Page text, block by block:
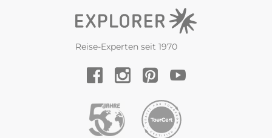
Reise-Experten seit 1970